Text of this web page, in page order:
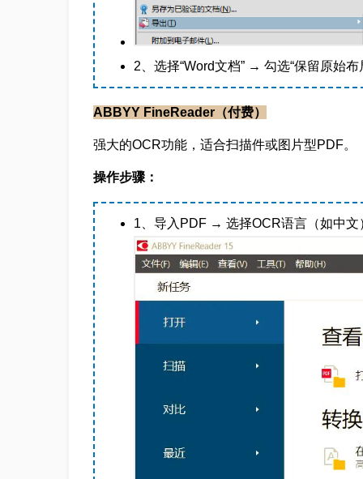
2、选择“Word文档” → 勾选“保留原始布
ABBYY FineReader（付费）
强大的OCR功能，适合扫描件或图片型PDF。
操作步骤：
1、导入PDF → 选择OCR语言（如中